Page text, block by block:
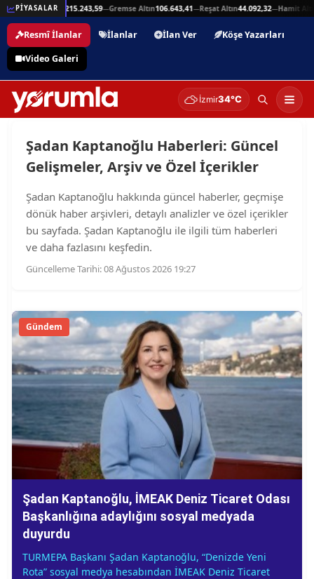
PİYASALAR
—Beşli Altın 215.243,59—Gremse Altın106.643,41—Reşat Altın44.092,32—Hamit Altın
Resmî İlanlar İlanlar İlan Ver
Köşe Yazarları
Video Galeri
İzmir34°C
Şadan Kaptanoğlu Haberleri: Güncel
Gelişmeler, Arşiv ve Özel İçerikler
Şadan Kaptanoğlu hakkında güncel haberler, geçmişe
dönük haber arşivleri, detaylı analizler ve özel içerikler
bu sayfada. Şadan Kaptanoğlu ile ilgili tüm haberleri
ve daha fazlasını keşfedin.
Güncelleme Tarihi: 08 Ağustos 2026 19:27
Gündem
Şadan Kaptanoğlu, İMEAK Deniz Ticaret Odası
Başkanlığına adaylığını sosyal medyada
duyurdu
TURMEPA Başkanı Şadan Kaptanoğlu, “Denizde Yeni
Rota” sosyal medya hesabından İMEAK Deniz Ticaret